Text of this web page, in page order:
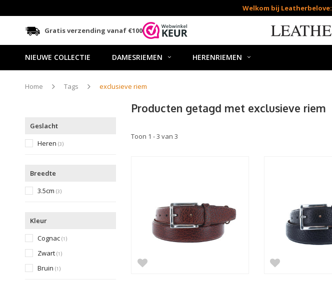
Welkom bij Leatherbelove:
Gratis verzending vanaf €100
NIEUWE COLLECTIE DAMESRIEMEN HERENRIEMEN
Home Tags exclusieve riem
Geslacht
Heren (3)
Breedte
3.5cm (3)
Kleur
Cognac (1 )
Zwart (1 )
Bruin (1 )
Producten getagd met exclusieve riem
Toon 1 - 3 van 3